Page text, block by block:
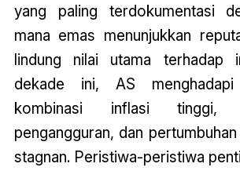
yang paling terdokumentasi
mana emas menunjukkan
lindung nilai utama terhadap
dekade ini, AS
kombinasi inflasi tinggi,
pengangguran, dan
stagnan. Peristiwa-peristiwa